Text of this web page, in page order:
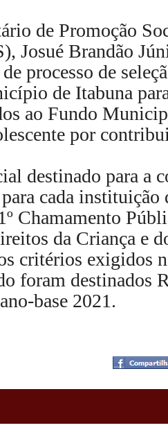
de Promoção
Josué Brandão
processo de
de Itabuna
ao Fundo
por
destinado para a
cada instituição
Chamamento
da Criança e
critérios exigidos
foram destinados
base 2021.
21:55